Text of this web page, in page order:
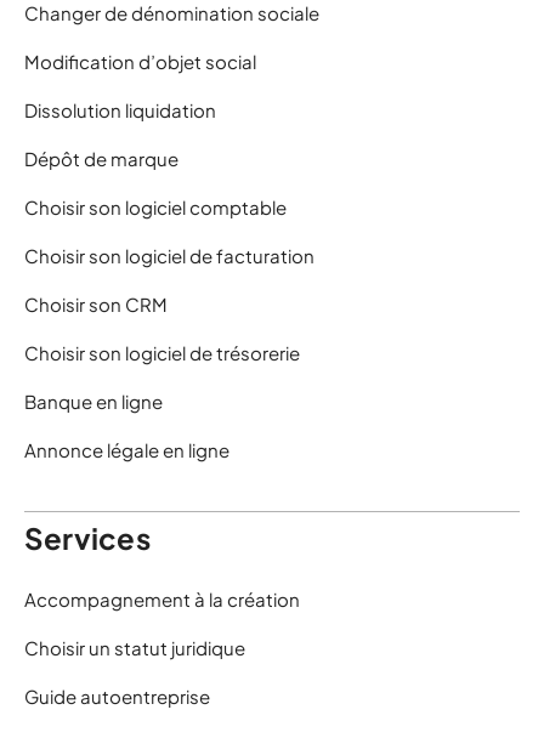
Changer de dénomination sociale
Modification d’objet social
Dissolution liquidation
Dépôt de marque
Choisir son logiciel comptable
Choisir son logiciel de facturation
Choisir son CRM
Choisir son logiciel de trésorerie
Banque en ligne
Annonce légale en ligne
Services
Accompagnement à la création
Choisir un statut juridique
Guide autoentreprise